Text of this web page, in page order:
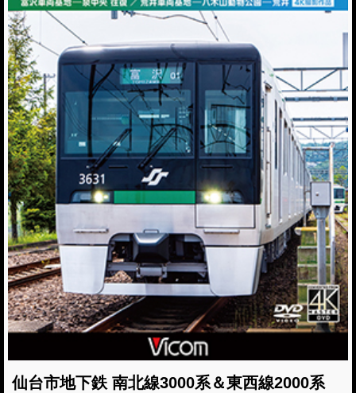
仙台市地下鉄 南北線3000系＆東西線2000系